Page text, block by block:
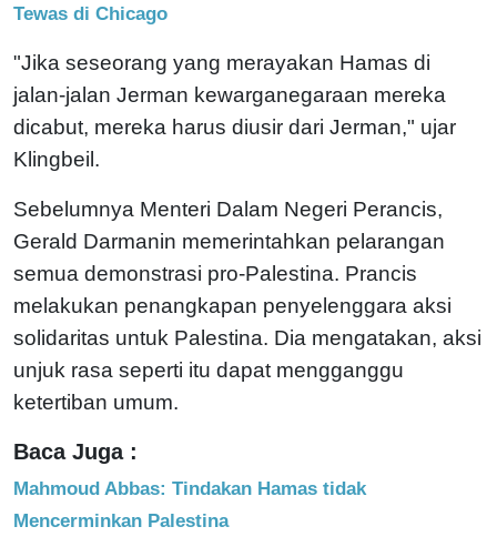
Tewas di Chicago
"Jika seseorang yang merayakan Hamas di
jalan-jalan Jerman kewarganegaraan mereka
dicabut, mereka harus diusir dari Jerman," ujar
Klingbeil.
Sebelumnya Menteri Dalam Negeri Perancis,
Gerald Darmanin memerintahkan pelarangan
semua demonstrasi pro-Palestina. Prancis
melakukan penangkapan penyelenggara aksi
solidaritas untuk Palestina. Dia mengatakan, aksi
unjuk rasa seperti itu dapat mengganggu
ketertiban umum.
Baca Juga :
Mahmoud Abbas: Tindakan Hamas tidak
Mencerminkan Palestina